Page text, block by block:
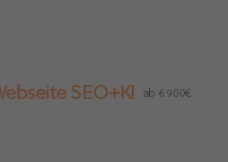
SEO+KI ab 6.900€